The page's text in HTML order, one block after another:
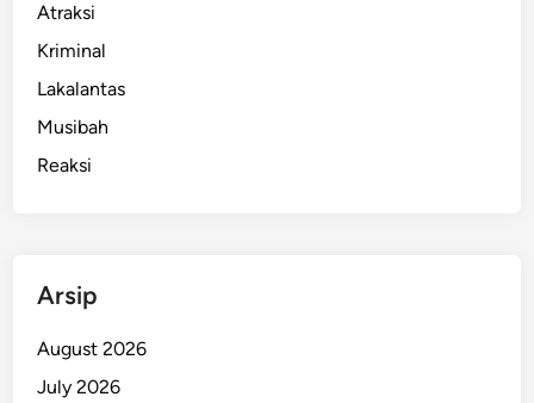
Atraksi
Kriminal
Lakalantas
Musibah
Reaksi
Arsip
August 2026
July 2026